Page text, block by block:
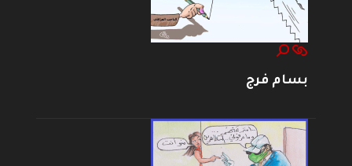
بسام فرج